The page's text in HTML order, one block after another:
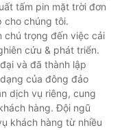
tấm pin mặt trời đơn
cho chúng tôi.
chú trọng đến việc cải
cứu & phát triển.
và đã thành lập
của đông đảo
dịch vụ riêng, cung
hàng. Đội ngũ
khách hàng từ nhiều